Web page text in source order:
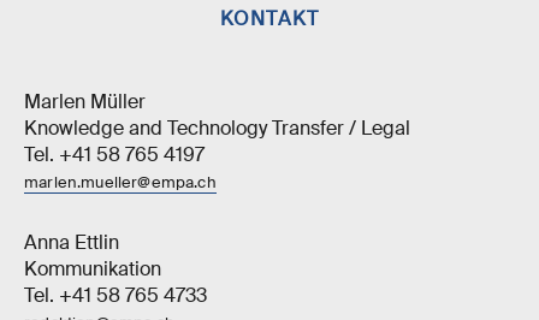
KONTAKT
Marlen Müller
Knowledge and Technology Transfer / Legal
Tel. +41 58 765 4197
marlen.mueller@empa.ch
Anna Ettlin
Kommunikation
Tel. +41 58 765 4733